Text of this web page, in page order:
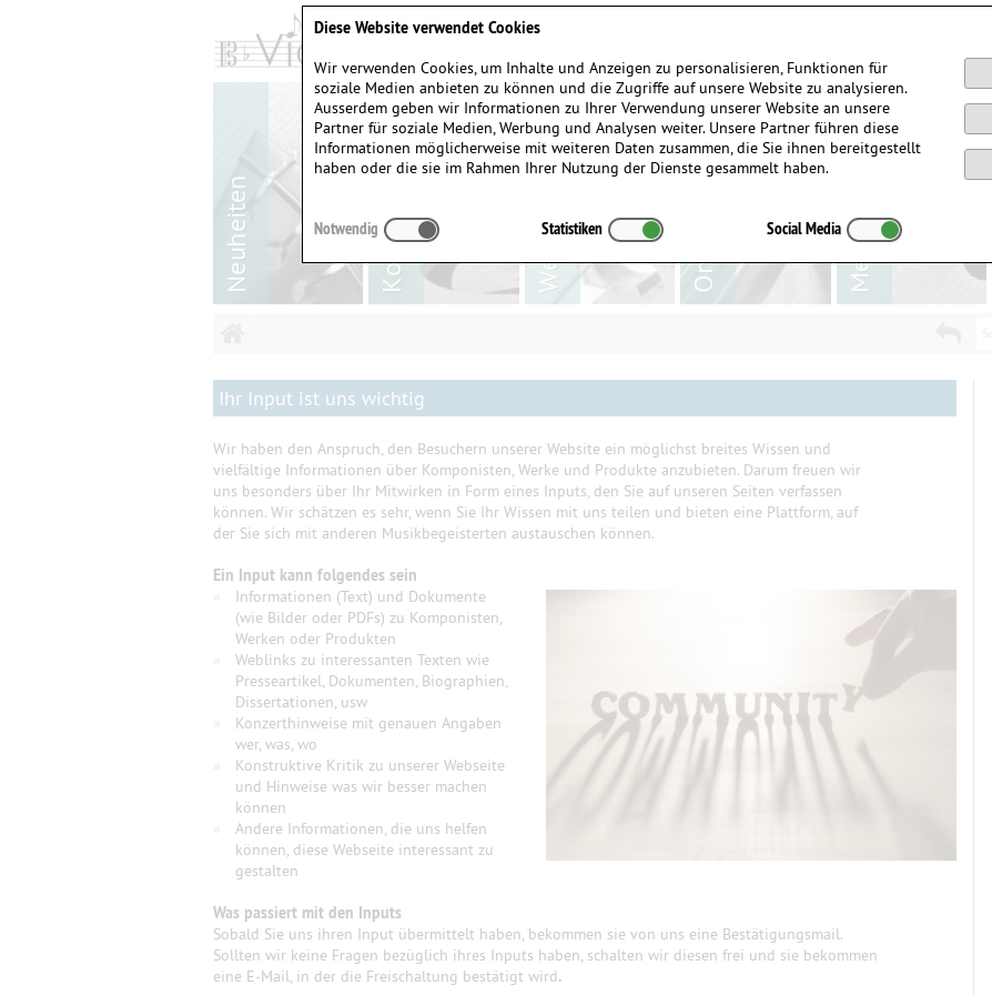
Ihr Input ist uns wichtig
Wir haben den Anspruch, den Besuchern unserer Website ein möglichst breites Wissen und
vielfältige Informationen über Komponisten, Werke und Produkte anzubieten. Darum freuen wir
uns besonders über Ihr Mitwirken in Form eines Inputs, den Sie auf unseren Seiten verfassen
können. Wir schätzen es sehr, wenn Sie Ihr Wissen mit uns teilen und bieten eine Plattform, auf
der Sie sich mit anderen Musikbegeisterten austauschen können.
Ein Input kann folgendes sein
»
Informationen (Text) und Dokumente
(wie Bilder oder PDFs) zu Komponisten,
Werken oder Produkten
»
Weblinks zu interessanten Texten wie
Presseartikel, Dokumenten, Biographien,
Dissertationen, usw
»
Konzerthinweise mit genauen Angaben
wer, was, wo
»
Konstruktive Kritik zu unserer Webseite
und Hinweise was wir besser machen
können
»
Andere Informationen, die uns helfen
können, diese Webseite interessant zu
gestalten
Was passiert mit den Inputs
Sobald Sie uns ihren Input übermittelt haben, bekommen sie von uns eine Bestätigungsmail.
Sollten wir keine Fragen bezüglich ihres Inputs haben, schalten wir diesen frei und sie bekommen
eine E-Mail, in der die Freischaltung bestätigt wird.
Diese Website verwendet Cookies
Wir verwenden Cookies, um Inhalte und Anzeigen zu personalisieren, Funktionen für
soziale Medien anbieten zu können und die Zugriffe auf unsere Website zu analysieren.
Ausserdem geben wir Informationen zu Ihrer Verwendung unserer Website an unsere
Partner für soziale Medien, Werbung und Analysen weiter. Unsere Partner führen diese
Informationen möglicherweise mit weiteren Daten zusammen, die Sie ihnen bereitgestellt
haben oder die sie im Rahmen Ihrer Nutzung der Dienste gesammelt haben.
Notwendig Statistiken Social Media